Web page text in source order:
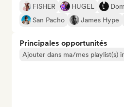
FISHER HUGEL
San Pacho
James Hype
Principales opportunités
Ajouter dans ma/mes playlist(s)